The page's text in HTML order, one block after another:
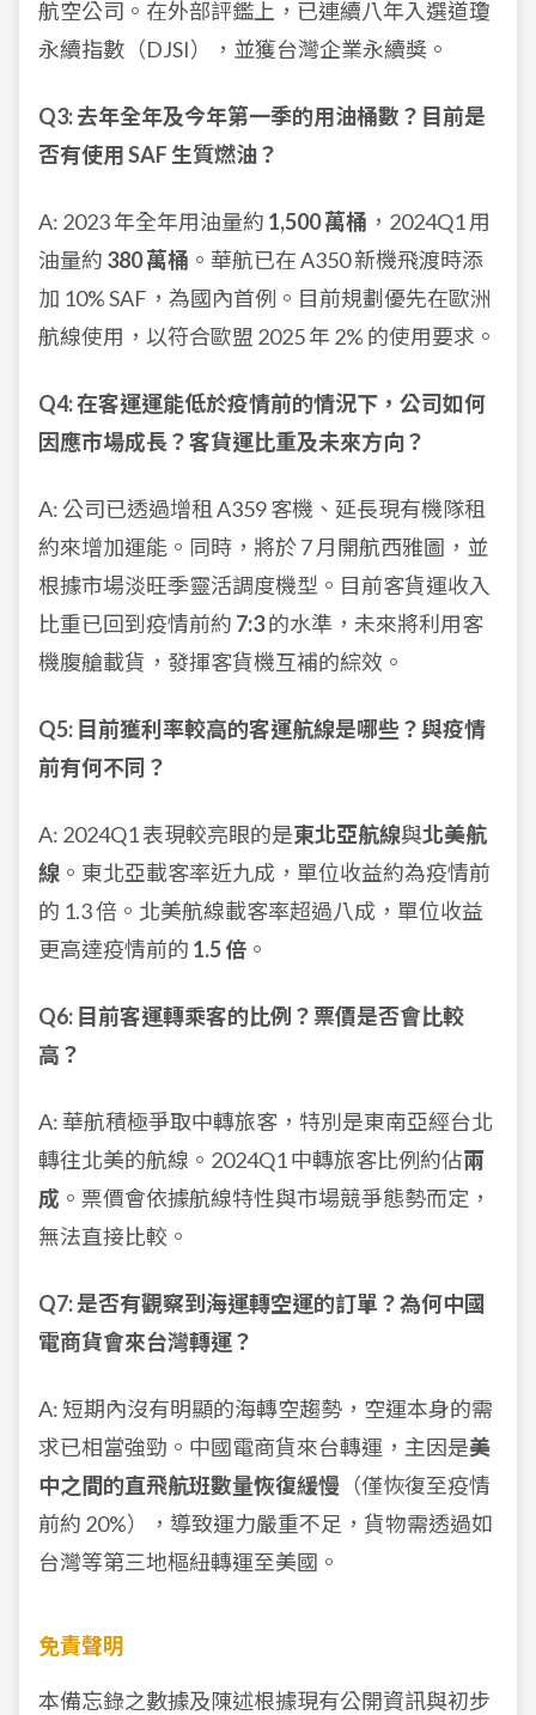
航空公司。在外部評鑑上，已連續八年入選道瓊
永續指數（DJSI），並獲台灣企業永續獎。
Q3: 去年全年及今年第一季的用油桶數？目前是
否有使用 SAF 生質燃油？
A: 2023 年全年用油量約 1,500 萬桶 ，2024Q1 用
油量約 380 萬桶 。華航已在 A350 新機飛渡時添
加 10% SAF，為國內首例。目前規劃優先在歐洲
航線使用，以符合歐盟 2025 年 2% 的使用要求。
Q4: 在客運運能低於疫情前的情況下，公司如何
因應市場成長？客貨運比重及未來方向？
A: 公司已透過增租 A359 客機、延長現有機隊租
約來增加運能。同時，將於 7 月開航西雅圖，並
根據市場淡旺季靈活調度機型。目前客貨運收入
比重已回到疫情前約 7:3的水準，未來將利用客
機腹艙載貨，發揮客貨機互補的綜效。
Q5: 目前獲利率較高的客運航線是哪些？與疫情
前有何不同？
A: 2024Q1 表現較亮眼的是東北亞航線與北美航
線 。東北亞載客率近九成，單位收益約為疫情前
的 1.3 倍。北美航線載客率超過八成，單位收益
更高達疫情前的 1.5 倍 。
Q6: 目前客運轉乘客的比例？票價是否會比較
高？
A: 華航積極爭取中轉旅客，特別是東南亞經台北
轉往北美的航線。2024Q1 中轉旅客比例約佔兩
成 。票價會依據航線特性與市場競爭態勢而定，
無法直接比較。
Q7: 是否有觀察到海運轉空運的訂單？為何中國
電商貨會來台灣轉運？
A: 短期內沒有明顯的海轉空趨勢，空運本身的需
求已相當強勁。中國電商貨來台轉運，主因是美
中之間的直飛航班數量恢復緩慢 （僅恢復至疫情
前約 20%），導致運力嚴重不足，貨物需透過如
台灣等第三地樞紐轉運至美國。
免責聲明
本備忘錄之數據及陳述根據現有公開資訊與初步